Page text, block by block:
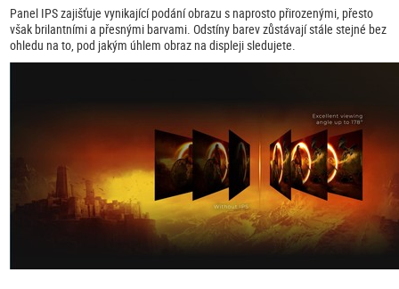
Panel IPS zajišťuje vynikající podání obrazu s naprosto přirozenými, přesto
však brilantními a přesnými barvami. Odstíny barev zůstávají stále stejné bez
ohledu na to, pod jakým úhlem obraz na displeji sledujete.